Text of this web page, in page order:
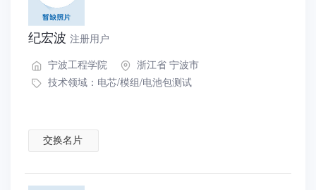
纪宏波 注册用户
宁波工程学院
浙江省 宁波市
技术领域： 电芯/模组/电池包测试
交换名片